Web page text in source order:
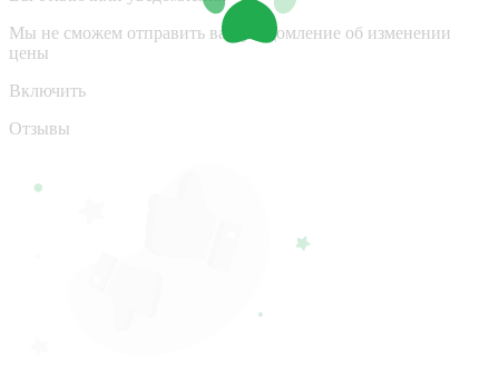
Мы не сможем отправить вам уведомление об изменении
цены
Включить
Отзывы